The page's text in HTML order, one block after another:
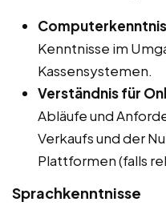
Kenntnisse im
Kassensystemen.
Verständnis für
Abläufe und
Verkaufs und der
Plattformen (falls
Sprachkenntnisse